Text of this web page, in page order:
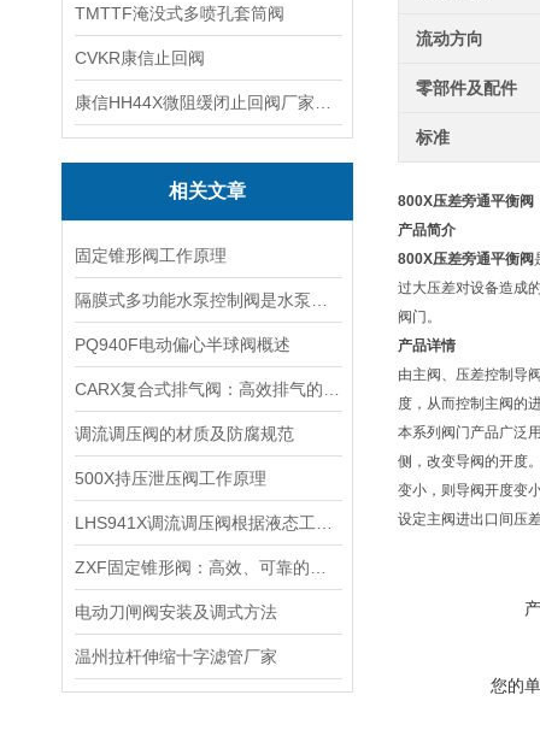
TMTTF淹没式多喷孔套筒阀
CVKR康信止回阀
相关文章
固定锥形阀工作原理
PQ940F电动偏心半球阀概述
调流调压阀的材质及防腐规范
500X持压泄压阀工作原理
电动刀闸阀安装及调式方法
温州拉杆伸缩十字滤管厂家
流动方向
零部件及配件
标准
800X压差旁通平衡阀
产品简介
800X压差旁通平衡阀
过大压差对设备造成
阀门。
产品详情
由主阀、压差控制导
度，从而控制主阀的
本系列阀门产品广泛
侧，改变导阀的开度
变小，则导阀开度变
设定主阀进出口间压
您的